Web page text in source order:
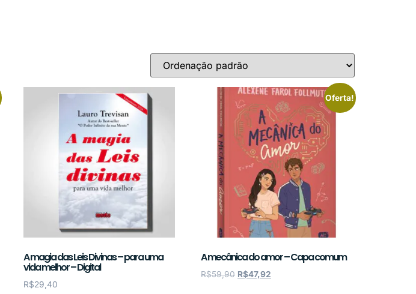
A magia das Leis Divinas – para uma
vida melhor – Digital
R$29,40
Oferta!
A mecânica do amor – Capa comum
R$59,90 R$47,92